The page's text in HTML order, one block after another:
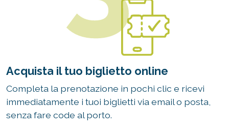
Acquista il tuo biglietto online
Completa la prenotazione in pochi clic e ricevi
immediatamente i tuoi biglietti via email o posta,
senza fare code al porto.